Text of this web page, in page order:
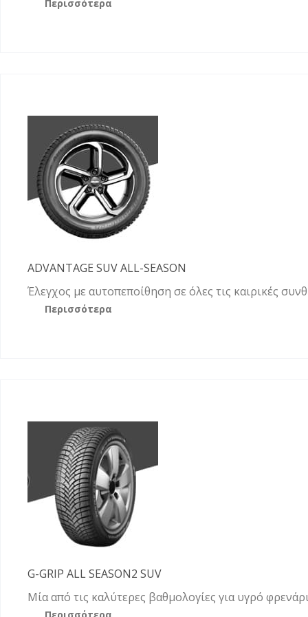
Περισσότερα
ADVANTAGE SUV ALL-SEASON
Έλεγχος με αυτοπεποίθηση σε όλες τις καιρικές
Περισσότερα
G-GRIP ALL SEASON2 SUV
Μία από τις καλύτερες βαθμολογίες για υγρό